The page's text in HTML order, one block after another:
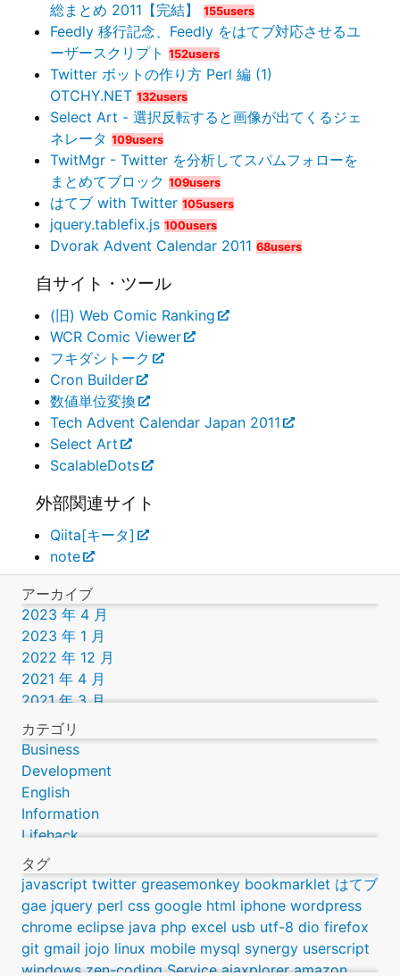
総まとめ 2011【完結】
155users
Feedly 移行記念、Feedly をはてブ対応させるユ
ーザースクリプト 152users
Twitter ボットの作り方 Perl 編 (1)
OTCHY.NET 132users
Select Art - 選択反転すると画像が出てくるジェ
ネレータ 109users
TwitMgr - Twitter を分析してスパムフォローを
まとめてブロック 109users
はてブ with Twitter 105users
jquery.tablefix.js 100users
Dvorak Advent Calendar 2011 68users
自サイト・ツール
(旧) Web Comic Ranking
WCR Comic Viewer
フキダシトーク
Cron Builder
数値単位変換
Tech Advent Calendar Japan 2011
Select Art
ScalableDots
外部関連サイト
Qiita[キータ]
note
アーカイブ
2023 年 4 月
2023 年 1 月
2022 年 12 月
2021 年 4 月
2021 年 3 月
2019 年 9 月
2016 年 12 月
2016 年 11 月
2016 年 9 月
2016 年 8 月
2016 年 7 月
2014 年 12 月
2014 年 10 月
2013 年 12 月
2013 年 7 月
2013 年 6 月
カテゴリ
Business
Development
English
Information
Lifehack
Lifestyle
Science
Technology
Webcomic
タグ
javascript twitter greasemonkey bookmarklet はてブ
gae jquery perl css google html iphone wordpress
chrome eclipse java php excel usb utf-8 dio firefox
git gmail jojo linux mobile mysql synergy userscript
windows zen-coding Service ajaxplorer amazon